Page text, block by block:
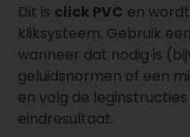
Dit is click PVC en
kliksysteem. Gebruik
wanneer dat nodig is
geluidsnormen of een
en volg de
eindresultaat.